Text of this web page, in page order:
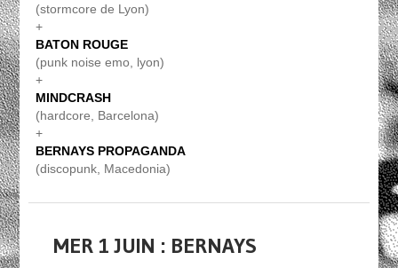
(stormcore de Lyon)
+
BATON ROUGE
(punk noise emo, lyon)
+
MINDCRASH
(hardcore, Barcelona)
+
BERNAYS PROPAGANDA
(discopunk, Macedonia)
MER 1 JUIN : BERNAYS